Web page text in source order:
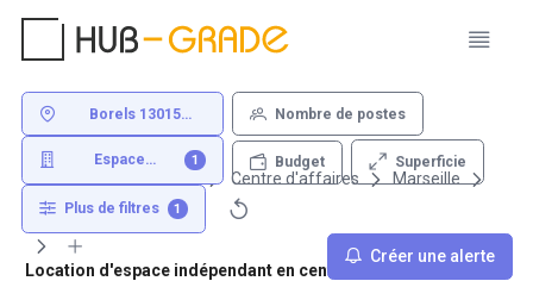
Borels 13015
Nombre de postes
Espace
1 Budget Superficie
Plus de filtres 1
Créer une alerte
Centre d'affaires
Marseille
13015
Borels
Location d'espace indépendant en centre d'affaire - Borels